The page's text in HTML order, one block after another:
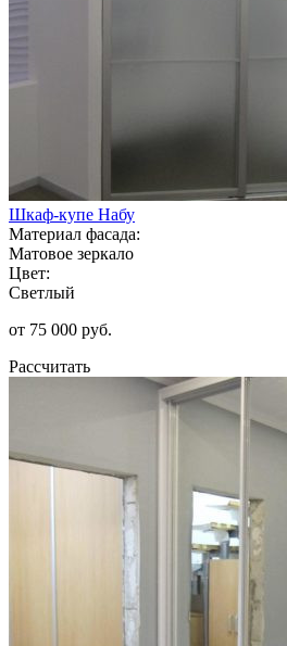
Шкаф-купе Набу
Материал фасада:
Матовое зеркало
Цвет:
Светлый
от 75 000 руб.
Рассчитать